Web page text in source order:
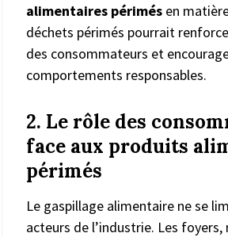
alimentaires périmés en
déchets périmés pourrait
des consommateurs et
comportements responsables.
2. Le rôle des
face aux produits
périmés
Le gaspillage alimentaire ne se
acteurs de l’industrie. Les foyers,